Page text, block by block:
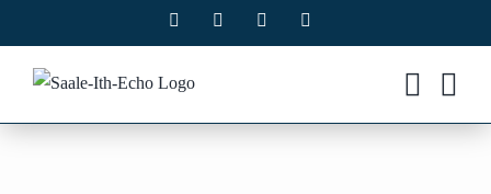
Inhalt
springen
Facebook Instagram